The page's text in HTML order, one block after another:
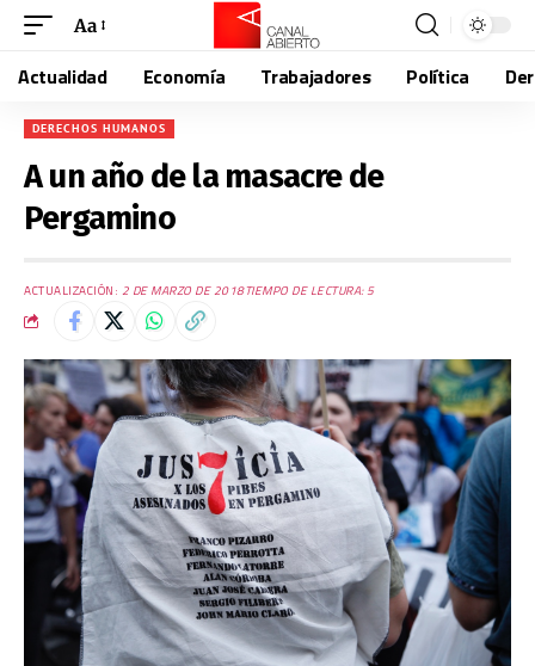
Aa
Actualidad Economía Trabajadores Política
DERECHOS HUMANOS
A un año de la masacre de
Pergamino
ACTUALIZACIÓN: 2 DE MARZO DE 2018TIEMPO DE LECTURA: 5